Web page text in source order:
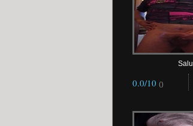
0.0/10 ()